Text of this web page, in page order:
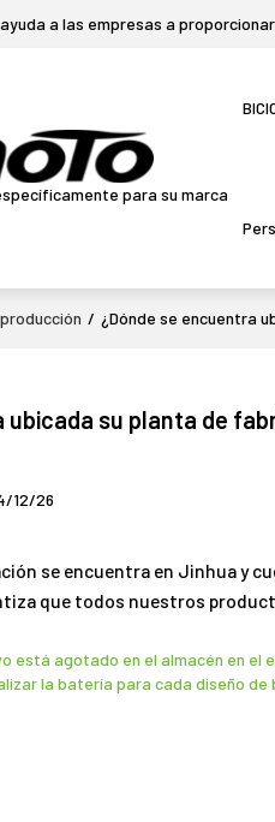
a las empresas a
para su marca
/ ¿Dónde se encuentra
ubicada su planta de
12/26
se encuentra en Jinhua y
que todos nuestros
está agotado en el almacén en
la batería para cada diseño